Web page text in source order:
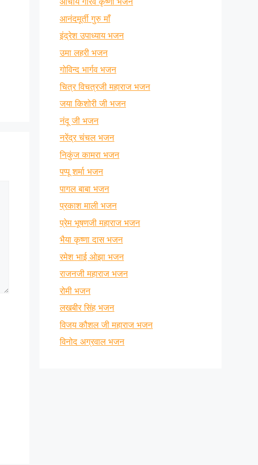
आनंदमूर्ती गुरु माँ
इंद्रेश उपाध्याय भजन
उमा लहरी भजन
गोविन्द भार्गव भजन
चित्र विचत्रजी महाराज भजन
जया किशोरी जी भजन
नंदू जी भजन
नरेंद्र चंचल भजन
निकुंज कामरा भजन
पप्पू शर्मा भजन
पागल बाबा भजन
प्रकाश माली भजन
प्रेम भूषणजी महाराज भजन
भैया कृष्णा दास भजन
रमेश भाई ओझा भजन
राजनजी महाराज भजन
रोमी भजन
लखबीर सिंह भजन
विजय कौशल जी महाराज भजन
विनोद अग्रवाल भजन